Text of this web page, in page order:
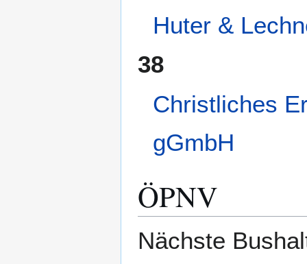
Huter &
38
Christliches
gGmbH
ÖPNV
Nächste